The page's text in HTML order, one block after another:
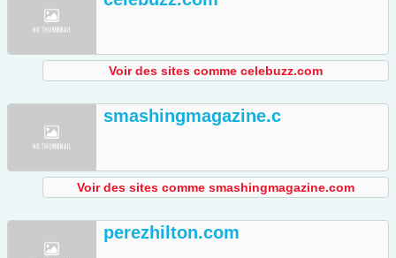
Voir des sites comme celebuzz.com
smashingmagazine.c
Voir des sites comme smashingmagazine.com
perezhilton.com